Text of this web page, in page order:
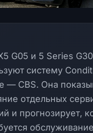
G05 и 5 Series G30
систему
— CBS. Она
отдельных
и прогнозирует,